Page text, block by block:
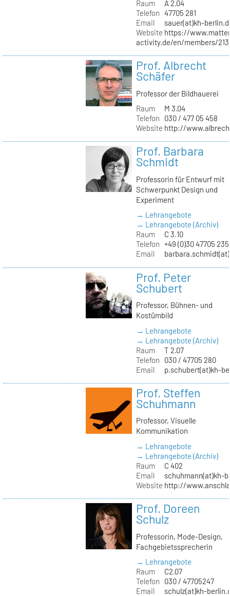
Raum
A 2.04
Telefon 47705 281
Email
sauer(at)kh-
Website https://
activity.de/en/members/
Prof. Albrecht
Schäfer
Professor der Bildhauerei
Raum
M 3.04
Telefon
030 / 477 05 458
Website http://
Prof. Barbara
Schmidt
Professorin für Entwurf mit
Schwerpunkt Design und
Experiment
→ Lehrangebote
→ Lehrangebote (Archiv)
Raum
C 3.10
Telefon +49 (0)30 47705 235
Email
Prof. Peter
Schubert
Professor, Bühnen- und
Kostümbild
→ Lehrangebote
→ Lehrangebote (Archiv)
Raum
T 2.07
Telefon
030 / 47705 280
Email
p.schubert(at)kh-
Prof. Steffen
Schuhmann
Professor, Visuelle
Kommunikation
→ Lehrangebote
→ Lehrangebote (Archiv)
Raum
C 402
Email
schuhmann(at)kh-
Website http://
Prof. Doreen
Schulz
Professorin, Mode-Design,
Fachgebietssprecherin
→ Lehrangebote
Raum
C2.07
Telefon
030 / 47705247
Email
schulz(at)kh-